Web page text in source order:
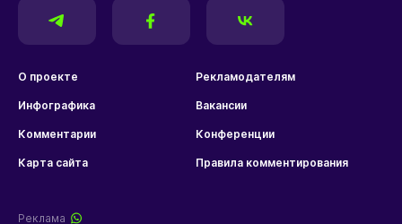
О проекте Рекламодателям
Инфографика Вакансии
Комментарии Конференции
Карта сайта Правила комментирования
Реклама